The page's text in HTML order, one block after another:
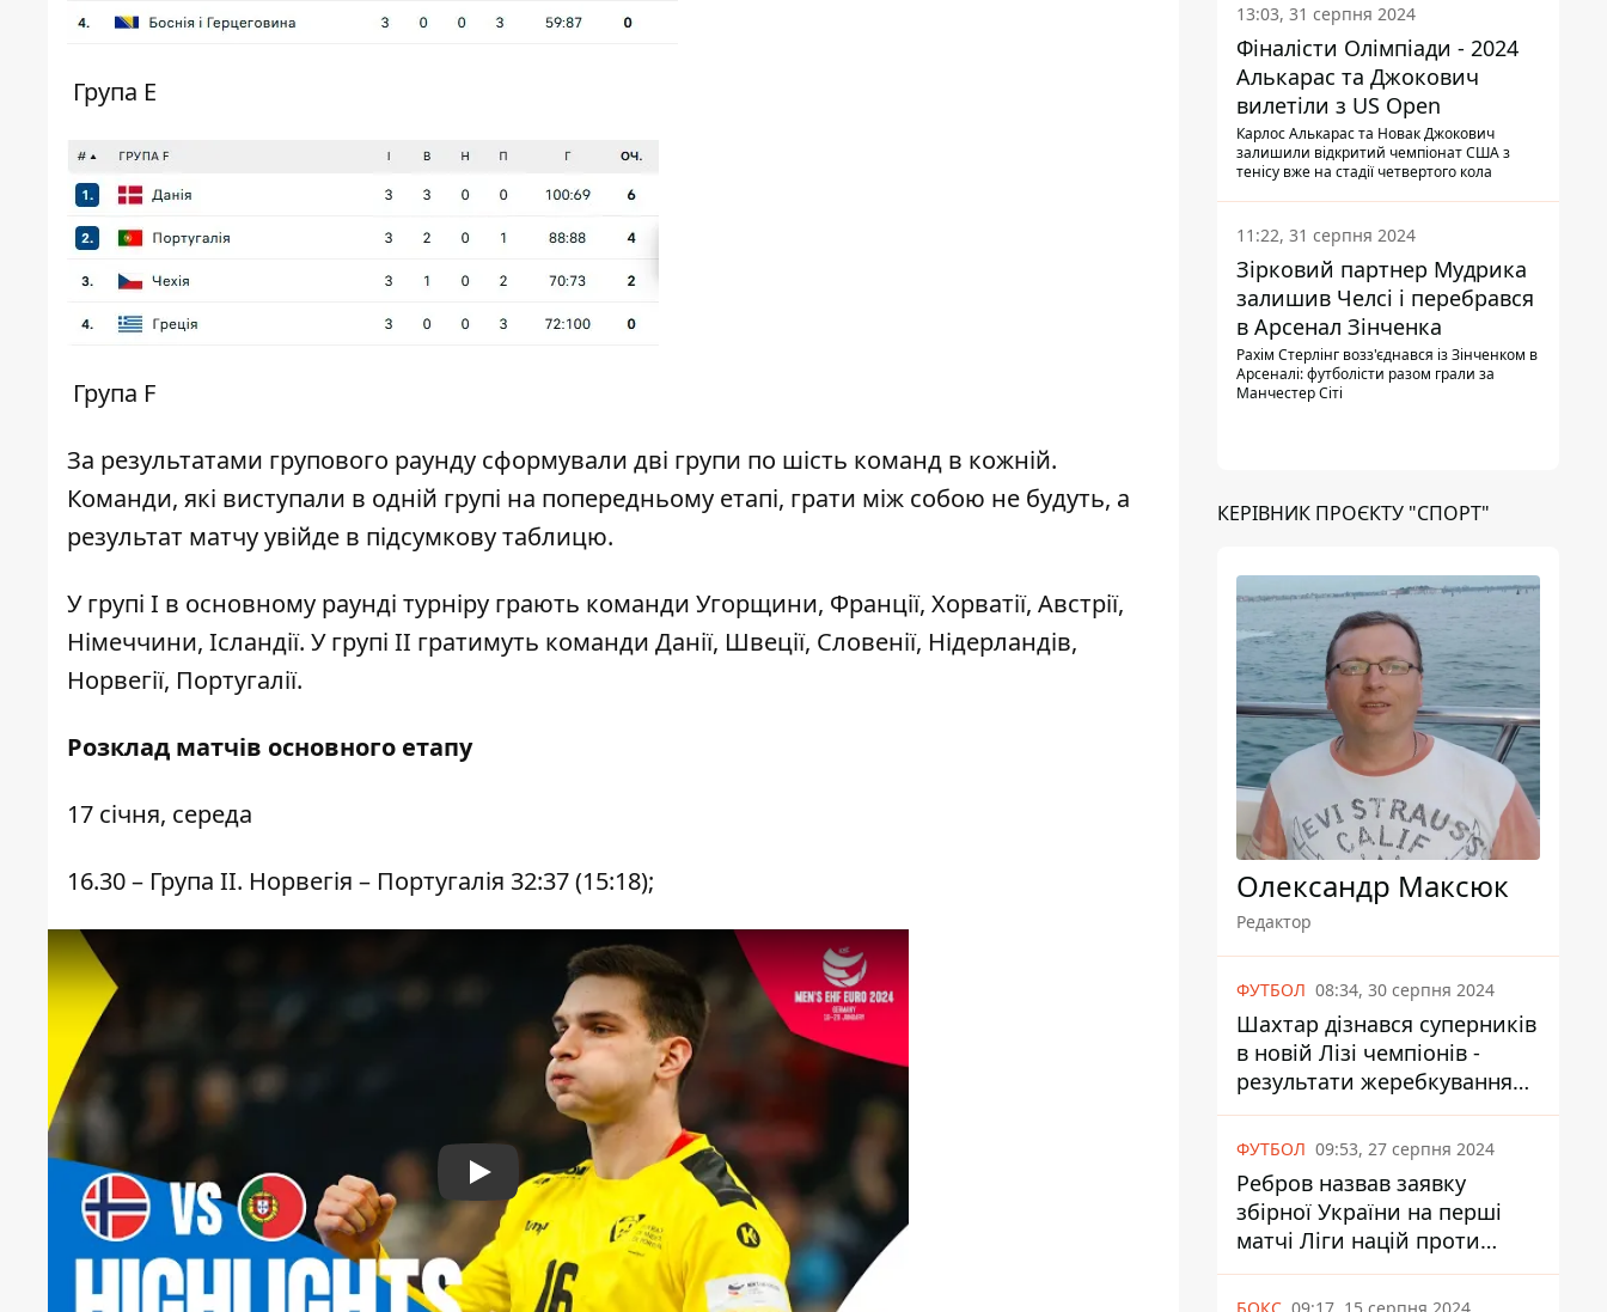
Група Е
Група F
За результатами групового раунду сформували дві групи по шість команд в кожній.
Команди, які виступали в одній групі на попередньому етапі, грати між собою не будуть, а
результат матчу увійде в підсумкову таблицю.
У групі І в основному раунді турніру грають команди Угорщини, Франції, Хорватії, Австрії,
Німеччини, Ісландії. У групі ІІ гратимуть команди Данії, Швеції, Словенії, Нідерландів,
Норвегії, Португалії.
Розклад матчів основного етапу
17 січня, середа
16.30 – Група ІІ. Норвегія – Португалія 32:37 (15:18);
Play
13:03, 31 серпня 2024
Фіналісти Олімпіади - 2024
Алькарас та Джокович
вилетіли з US Open
Карлос Алькарас та Новак Джокович
залишили відкритий чемпіонат США з
тенісу вже на стадії четвертого кола
11:22, 31 серпня 2024
Зірковий партнер Мудрика
залишив Челсі і перебрався
в Арсенал Зінченка
Рахім Стерлінг возз'єднався із Зінченком в
Арсеналі: футболісти разом грали за
Манчестер Сіті
КЕРІВНИК ПРОЄКТУ "СПОРТ"
Олександр Максюк
Редактор
ФУТБОЛ 08:34, 30 серпня 2024
Шахтар дізнався суперників
в новій Лізі чемпіонів -
результати жеребкування
UEFA
ФУТБОЛ 09:53, 27 серпня 2024
Ребров назвав заявку
збірної України на перші
матчі Ліги націй проти
Албанії та Чехії
БОКС 09:17, 15 серпня 2024